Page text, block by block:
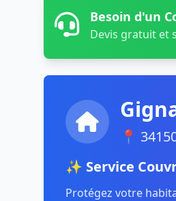
Besoin d'un
Devis gratuit et
📍
✨ Service
Protégez votre